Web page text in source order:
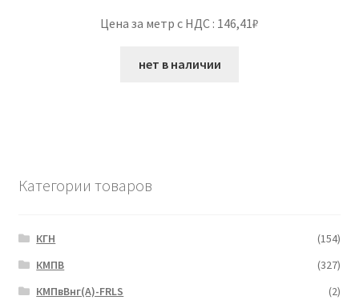
Цена за метр с НДС : 146,41₽
нет в наличии
Категории товаров
КГН
(154)
КМПВ
(327)
КМПвВнг(А)-FRLS
(2)